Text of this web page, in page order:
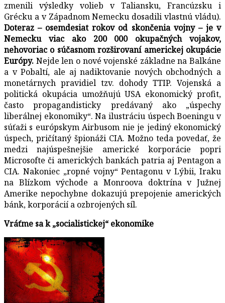
zmenili výsledky volieb v Taliansku, Francúzsku i
Grécku a v Západnom Nemecku dosadili vlastnú vládu).
Doteraz – osemdesiat rokov od skončenia vojny – je v
Nemecku viac ako 200 000 okupačných vojakov,
nehovoriac o súčasnom rozširovaní americkej okupácie
Európy. Nejde len o nové vojenské základne na Balkáne
a v Pobaltí, ale aj nadiktovanie nových obchodných a
monetárnych pravidiel tzv. dohody TTIP. Vojenská a
politická okupácia umožňujú USA ekonomický profit,
často propagandisticky predávaný ako „úspechy
liberálnej ekonomiky“. Na ilustráciu úspech Boeningu v
súťaži s európskym Airbusom nie je jediný ekonomický
úspech, pričítaný špionáži CIA. Možno teda povedať, že
medzi najúspešnejšie americké korporácie popri
Microsofte či amerických bankách patria aj Pentagon a
CIA. Nakoniec „ropné vojny“ Pentagonu v Lýbii, Iraku
na Blízkom východe a Monroova doktrína v Južnej
Amerike nepochybne dokazujú prepojenie amerických
bánk, korporácií a ozbrojených síl.
Vráťme sa k „socialistickej“ ekonomike